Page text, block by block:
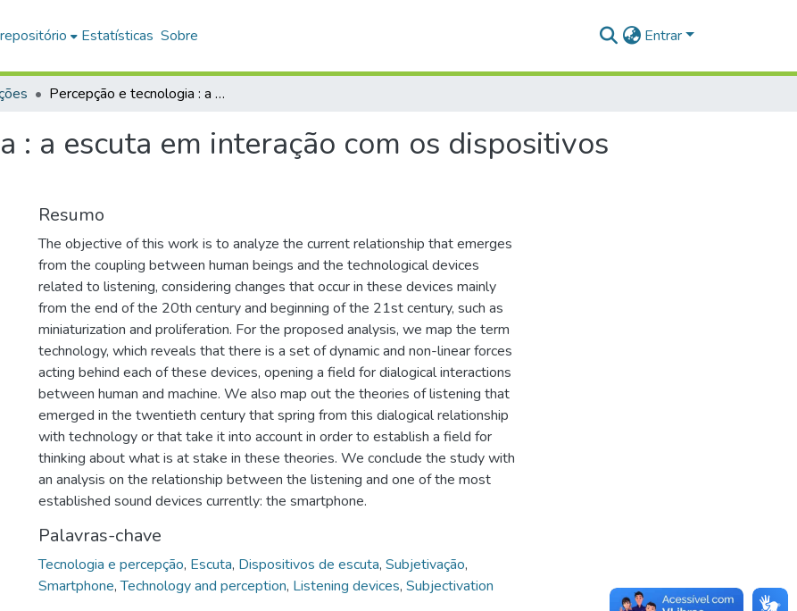
Estatísticas Sobre Entrar
Percepção e tecnologia : a escuta em interação com os dispositivos tecnológicos
: a escuta em interação com os dispositivos
Resumo
The objective of this work is to analyze the current relationship that emerges
from the coupling between human beings and the technological devices
related to listening, considering changes that occur in these devices mainly
from the end of the 20th century and beginning of the 21st century, such as
miniaturization and proliferation. For the proposed analysis, we map the term
technology, which reveals that there is a set of dynamic and non-linear forces
acting behind each of these devices, opening a field for dialogical interactions
between human and machine. We also map out the theories of listening that
emerged in the twentieth century that spring from this dialogical relationship
with technology or that take it into account in order to establish a field for
thinking about what is at stake in these theories. We conclude the study with
an analysis on the relationship between the listening and one of the most
established sound devices currently: the smartphone.
Palavras-chave
Tecnologia e percepção, Escuta, Dispositivos de escuta, Subjetivação,
Smartphone,Technology and perception, Listening devices, Subjectivation